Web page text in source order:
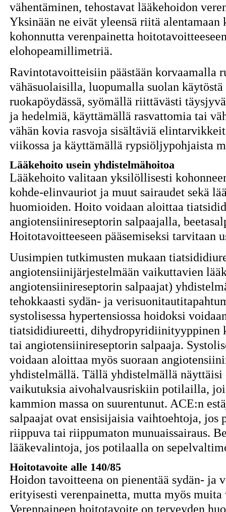
vähentäminen, tehostavat lääkehoidon
Yksinään ne eivät yleensä riitä
kohonnutta verenpainetta
elohopeamillimetriä.
Ravintotavoitteisiin päästään korvaamalla
vähäsuolaisilla, luopumalla suolan
ruokapöydässä, syömällä riittävästi
ja hedelmiä, käyttämällä rasvattomia tai
vähän kovia rasvoja sisältäviä
viikossa ja käyttämällä rypsiöljypohjaista
Lääkehoito usein yhdistelmähoitoa
Lääkehoito valitaan yksilöllisesti
kohde-elinvauriot ja muut sairaudet sekä
huomioiden. Hoito voidaan aloittaa
angiotensiinireseptorin salpaajalla,
Hoitotavoitteeseen pääsemiseksi tarvitaan
Uusimpien tutkimusten mukaan
angiotensiinijärjestelmään vaikuttavien
angiotensiinireseptorin salpaajat)
tehokkaasti sydän- ja
systolisessa hypertensiossa hoidoksi
tiatsididiureetti, dihydropyridiinityyppinen
tai angiotensiinireseptorin salpaaja.
voidaan aloittaa myös suoraan
yhdistelmällä. Tällä yhdistelmällä näyttäisi
vaikutuksia aivohalvausriskiin potilailla,
kammion massa on suurentunut. ACE:n
salpaajat ovat ensisijaisia vaihtoehtoja, jos
riippuva tai riippumaton munuaissairaus.
lääkevalintoja, jos potilaalla on
Hoitotavoite alle 140/85
Hoidon tavoitteena on pienentää sydän- ja
erityisesti verenpainetta, mutta myös
Verenpaineen hoitotavoite on terveyden